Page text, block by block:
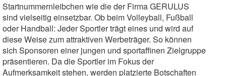
Startnummernleibchen wie die der Firma GERULUS
sind vielseitig einsetzbar. Ob beim Volleyball, Fußball
oder Handball: Jeder Sportler trägt eines und wird auf
diese Weise zum attraktiven Werbeträger. So können
sich Sponsoren einer jungen und sportaffinen Zielgruppe
präsentieren. Da die Sportler im Fokus der
Aufmerksamkeit stehen, werden platzierte Botschaften